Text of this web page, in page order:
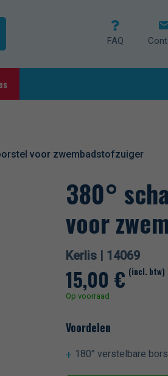
FAQ
pH-regeling
voor zwembadstofzuiger
380°
voor
Kerlis | 14069
15,00 € (incl. btw)
Op voorraad
Voordelen
180° verstelbare